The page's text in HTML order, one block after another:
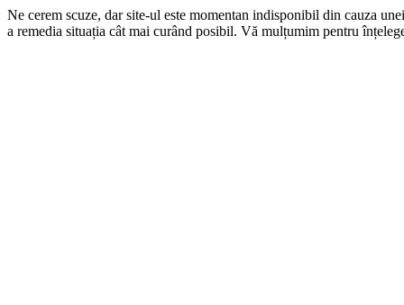
Ne cerem scuze, dar site-ul este momentan indisponibil din cauza
a remedia situația cât mai curând posibil. Vă mulțumim pentru